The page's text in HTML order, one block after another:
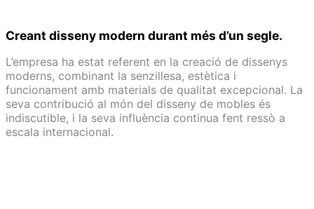
Creant disseny modern durant més d’un segle.
L’empresa ha estat referent en la creació de dissenys
moderns, combinant la senzillesa, estètica i
funcionament amb materials de qualitat excepcional. La
seva contribució al món del disseny de mobles és
indiscutible, i la seva influència continua fent ressò a
escala internacional.